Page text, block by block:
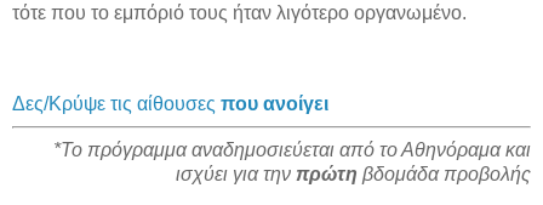
τότε που το εμπόριό τους ήταν λιγότερο οργανωμένο.
Δες/Κρύψε τις αίθουσες που ανοίγει
*Το πρόγραμμα αναδημοσιεύεται από τοΑθηνόραμακαι
ισχύει για την πρώτη βδομάδα προβολής